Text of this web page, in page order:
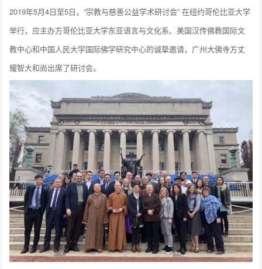
2019年5月4日至5日，“宗教与慈善公益学术研讨会” 在纽约哥伦比亚大学
举行，应主办方哥伦比亚大学东亚语言与文化系、美国汉传佛教国际文
教中心和中国人民大学国际佛学研究中心的诚挚邀请，广州大佛寺方丈
耀智大和尚出席了研讨会。